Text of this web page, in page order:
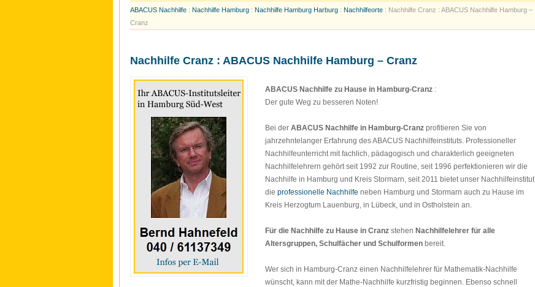
ABACUS Nachhilfe : Nachhilfe Hamburg : Nachhilfe Hamburg Harburg : Nachhilfeorte : Nachhilfe Cranz : ABACUS Nachhilfe Hamburg –
Cranz
Nachhilfe Cranz : ABACUS Nachhilfe Hamburg – Cranz
ABACUS Nachhilfe zu Hause in Hamburg-Cranz :
Der gute Weg zu besseren Noten!
Bei der ABACUS Nachhilfe in Hamburg-Cranz profitieren Sie von
jahrzehntelanger Erfahrung des ABACUS Nachhilfeinstituts. Professioneller
Nachhilfeunterricht mit fachlich, pädagogisch und charakterlich geeigneten
Nachhilfelehrern gehört seit 1992 zur Routine, seit 1996 perfektionieren wir die
Nachhilfe in Hamburg und Kreis Stormarn, seit 2011 bietet unser Nachhilfeinstitut
die professionelle Nachhilfe neben Hamburg und Stormarn auch zu Hause im
Kreis Herzogtum Lauenburg, in Lübeck, und in Ostholstein an.
Für die Nachhilfe zu Hause in Cranz stehen Nachhilfelehrer für alle
Altersgruppen, Schulfächer und Schulformen bereit.
Wer sich in Hamburg-Cranz einen Nachhilfelehrer für Mathematik-Nachhilfe
wünscht, kann mit der Mathe-Nachhilfe kurzfristig beginnen. Ebenso schnell